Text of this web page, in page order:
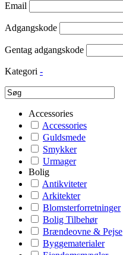
Email
Adgangskode
Gentag adgangskode
Kategori -
Accessories
Accessories
Guldsmede
Smykker
Urmager
Bolig
Antikviteter
Arkitekter
Blomsterforretninger
Bolig Tilbehør
Brændeovne & Pejse
Byggematerialer